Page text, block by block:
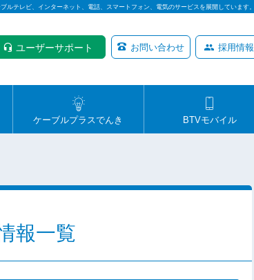
ルテレビ、インターネット、電話、スマートフォン、電気のサービスを展開しています。
ユーザーサポート お問い合わせ 採用情報
ケーブルプラスでんき BTVモバイル
報一覧